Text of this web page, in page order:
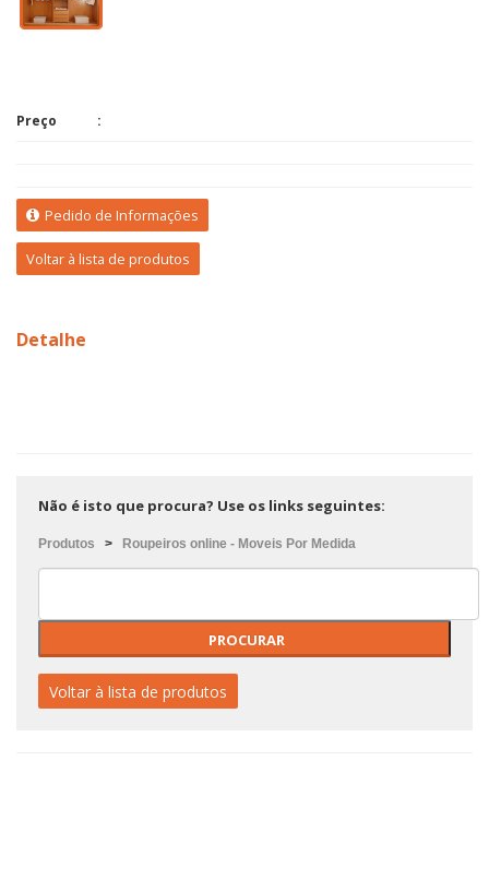
Preço
Pedido de Informações
Voltar à lista de produtos
Detalhe
Não é isto que procura? Use os links seguintes:
Produtos > Roupeiros online - Moveis Por Medida
Voltar à lista de produtos